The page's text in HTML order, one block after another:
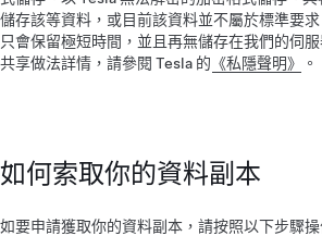
儲存該等資料，或目前該資料並不屬於標準要
只會保留極短時間，並且再無儲存在我們的伺
共享做法詳情，請參閱 Tesla 的 《私隱聲明》 。
如何索取你的資料副本
如要申請獲取你的資料副本，請按照以下步驟操